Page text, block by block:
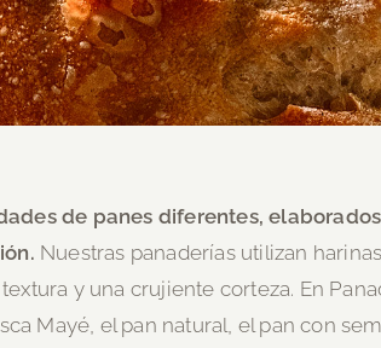
de panes diferentes,
Nuestras panaderías utilizan
y una crujiente corteza. En
Mayé, el pan natural, el pan con